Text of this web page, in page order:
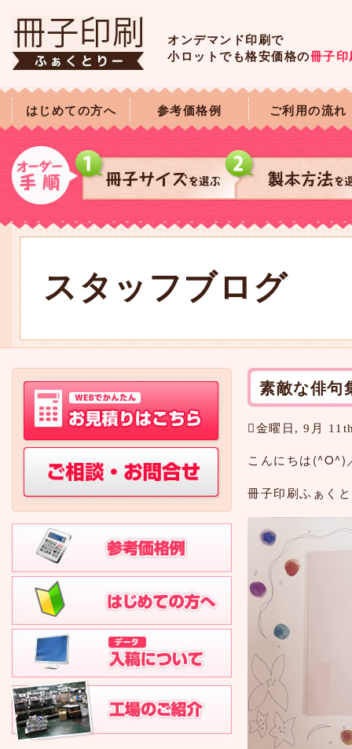
オンデマンド印刷で
小ロットでも格安価格の冊子
はじめての方へ 参考価格例 ご利用の流れ
スタッフブログ
素敵な俳句
金曜日, 9月
こんにちは(^O^)
冊子印刷ふぁく